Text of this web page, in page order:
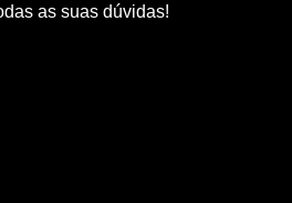
as suas dúvidas!